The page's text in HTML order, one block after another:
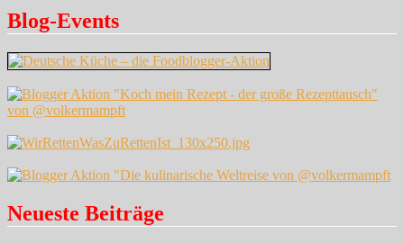
Blog-Events
Neueste Beiträge